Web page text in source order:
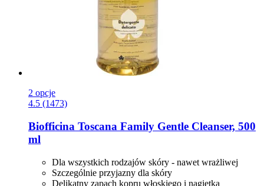
2 opcje
4.5 (1473)
Biofficina Toscana Family Gentle Cleanser, 500
ml
Dla wszystkich rodzajów skóry - nawet wrażliwej
Szczególnie przyjazny dla skóry
Delikatny zapach kopru włoskiego i nagietka